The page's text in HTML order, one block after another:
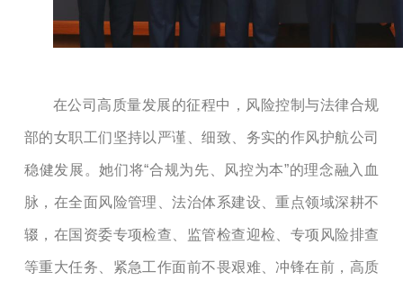
在公司高质量发展的征程中，风险控制与法律合规
部的女职工们坚持以严谨、细致、务实的作风护航公司
稳健发展。她们将“合规为先、风控为本”的理念融入血
脉，在全面风险管理、法治体系建设 、重点领域深耕不
辍，在国资委专项检查、监管检查迎检、专项风险排查
等重大任务、紧急工作面前不畏艰难、冲锋在前，高质